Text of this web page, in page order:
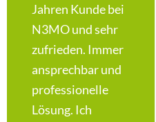
Jahren Kunde bei
N3MO und sehr
zufrieden. Immer
ansprechbar und
professionelle
Lösung. Ich